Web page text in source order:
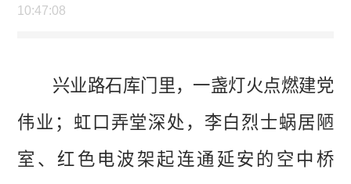
10:47:08
兴业路石库门里，一盏灯火点燃建党
伟业 ；
虹口弄堂深处，李白烈士蜗居陋
室、 红色电波 架起连通延安的空中 桥